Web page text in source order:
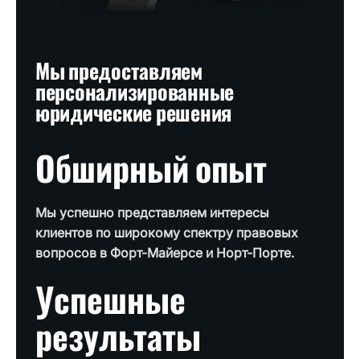
Мы предоставляем
персонализированные
юридические решения
Обширный опыт
Мы успешно представляем интересы
клиентов по широкому спектру правовых
вопросов в Форт-Майерсе и Норт-Порте.
Успешные
результаты